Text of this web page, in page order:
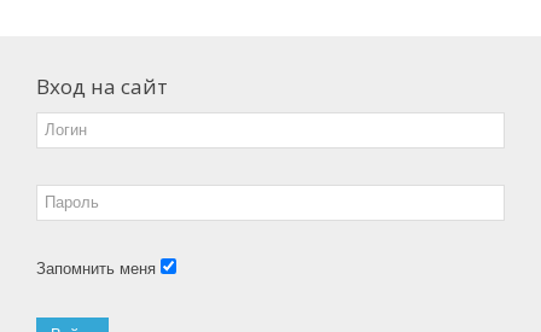
Вход на сайт
Запомнить меня